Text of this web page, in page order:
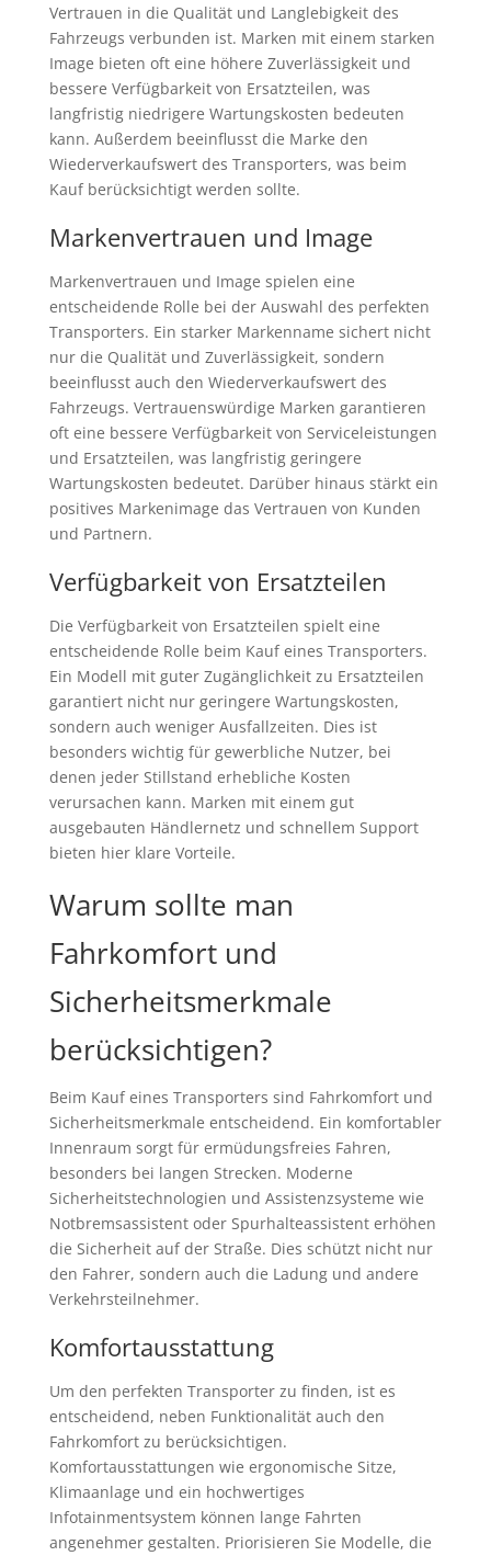
Vertrauen in die Qualität und Langlebigkeit des
Fahrzeugs verbunden ist. Marken mit einem starken
Image bieten oft eine höhere Zuverlässigkeit und
bessere Verfügbarkeit von Ersatzteilen, was
langfristig niedrigere Wartungskosten bedeuten
kann. Außerdem beeinflusst die Marke den
Wiederverkaufswert des Transporters, was beim
Kauf berücksichtigt werden sollte.
Markenvertrauen und Image
Markenvertrauen und Image spielen eine
entscheidende Rolle bei der Auswahl des perfekten
Transporters. Ein starker Markenname sichert nicht
nur die Qualität und Zuverlässigkeit, sondern
beeinflusst auch den Wiederverkaufswert des
Fahrzeugs. Vertrauenswürdige Marken garantieren
oft eine bessere Verfügbarkeit von Serviceleistungen
und Ersatzteilen, was langfristig geringere
Wartungskosten bedeutet. Darüber hinaus stärkt ein
positives Markenimage das Vertrauen von Kunden
und Partnern.
Verfügbarkeit von Ersatzteilen
Die Verfügbarkeit von Ersatzteilen spielt eine
entscheidende Rolle beim Kauf eines Transporters.
Ein Modell mit guter Zugänglichkeit zu Ersatzteilen
garantiert nicht nur geringere Wartungskosten,
sondern auch weniger Ausfallzeiten. Dies ist
besonders wichtig für gewerbliche Nutzer, bei
denen jeder Stillstand erhebliche Kosten
verursachen kann. Marken mit einem gut
ausgebauten Händlernetz und schnellem Support
bieten hier klare Vorteile.
Warum sollte man
Fahrkomfort und
Sicherheitsmerkmale
berücksichtigen?
Beim Kauf eines Transporters sind Fahrkomfort und
Sicherheitsmerkmale entscheidend. Ein komfortabler
Innenraum sorgt für ermüdungsfreies Fahren,
besonders bei langen Strecken. Moderne
Sicherheitstechnologien und Assistenzsysteme wie
Notbremsassistent oder Spurhalteassistent erhöhen
die Sicherheit auf der Straße. Dies schützt nicht nur
den Fahrer, sondern auch die Ladung und andere
Verkehrsteilnehmer.
Komfortausstattung
Um den perfekten Transporter zu finden, ist es
entscheidend, neben Funktionalität auch den
Fahrkomfort zu berücksichtigen.
Komfortausstattungen wie ergonomische Sitze,
Klimaanlage und ein hochwertiges
Infotainmentsystem können lange Fahrten
angenehmer gestalten. Priorisieren Sie Modelle, die